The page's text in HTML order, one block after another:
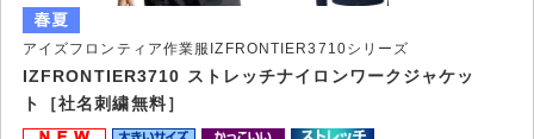
アイズフロンティア作業服IZFRONTIER3710シリーズ
IZFRONTIER3710 ストレッチナイロンワークジャケッ
ト［社名刺繍無料］